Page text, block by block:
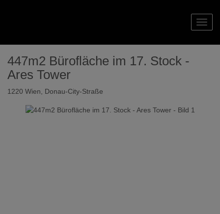
447m2 Bürofläche im 17. Stock -
Ares Tower
1220 Wien , Donau-City-Straße